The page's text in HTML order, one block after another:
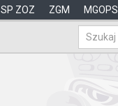
SP ZOZ ZGM MGOPS